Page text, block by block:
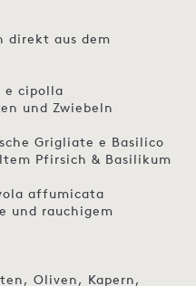
direkt aus dem
e cipolla
und Zwiebeln
Grigliate e Basilico
Pfirsich & Basilikum
affumicata
und rauchigem
Oliven, Kapern,